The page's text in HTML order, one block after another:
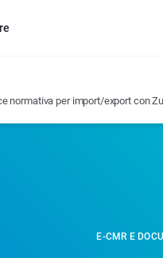
normativa per import/export con
E-CMR E